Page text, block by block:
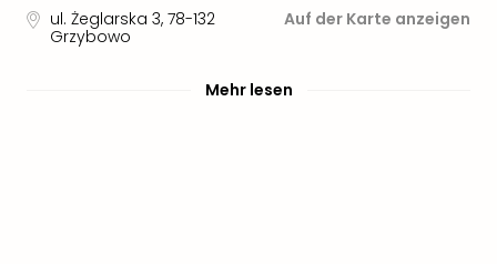
ul. Żeglarska 3, 78-132
Grzybowo
Auf der Karte anzeigen
Mehr lesen